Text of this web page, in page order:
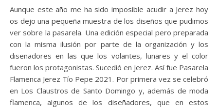
Aunque este año me ha sido imposible acudir a Jerez hoy
os dejo una pequeña muestra de los diseños que pudimos
ver sobre la pasarela. Una edición especial pero preparada
con la misma ilusión por parte de la organización y los
diseñadores en las que los volantes, lunares y el color
fueron los protagonistas. Sucedió en Jerez. Así fue Pasarela
Flamenca Jerez Tío Pepe 2021. Por primera vez se celebró
en Los Claustros de Santo Domingo y, además de moda
flamenca, algunos de los diseñadores, que en estos